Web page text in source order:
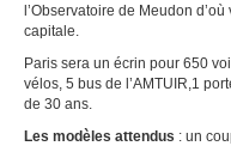
l’Observatoire de Meudon
capitale.
Paris sera un écrin pour 650
vélos, 5 bus de l’AMTUIR,1
de 30 ans.
Les modèles attendus : un